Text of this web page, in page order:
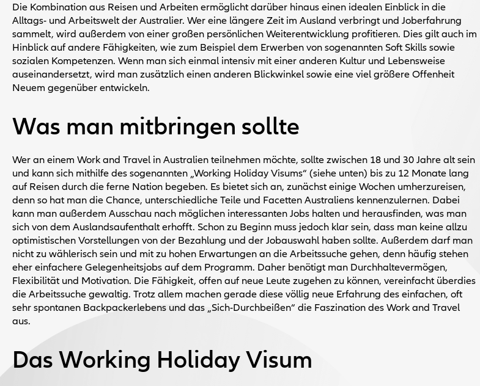
Die Kombination aus Reisen und Arbeiten ermöglicht darüber hinaus einen idealen Einblick in die
Alltags- und Arbeitswelt der Australier. Wer eine längere Zeit im Ausland verbringt und Joberfahrung
sammelt, wird außerdem von einer großen persönlichen Weiterentwicklung profitieren. Dies gilt auch im
Hinblick auf andere Fähigkeiten, wie zum Beispiel dem Erwerben von sogenannten Soft Skills sowie
sozialen Kompetenzen. Wenn man sich einmal intensiv mit einer anderen Kultur und Lebensweise
auseinandersetzt, wird man zusätzlich einen anderen Blickwinkel sowie eine viel größere Offenheit
Neuem gegenüber entwickeln.
Was man mitbringen sollte
Wer an einem Work and Travel in Australien teilnehmen möchte, sollte zwischen 18 und 30 Jahre alt sein
und kann sich mithilfe des sogenannten „Working Holiday Visums“ (siehe unten) bis zu 12 Monate lang
auf Reisen durch die ferne Nation begeben. Es bietet sich an, zunächst einige Wochen umherzureisen,
denn so hat man die Chance, unterschiedliche Teile und Facetten Australiens kennenzulernen. Dabei
kann man außerdem Ausschau nach möglichen interessanten Jobs halten und herausfinden, was man
sich von dem Auslandsaufenthalt erhofft. Schon zu Beginn muss jedoch klar sein, dass man keine allzu
optimistischen Vorstellungen von der Bezahlung und der Jobauswahl haben sollte. Außerdem darf man
nicht zu wählerisch sein und mit zu hohen Erwartungen an die Arbeitssuche gehen, denn häufig stehen
eher einfachere Gelegenheitsjobs auf dem Programm. Daher benötigt man Durchhaltevermögen,
Flexibilität und Motivation. Die Fähigkeit, offen auf neue Leute zugehen zu können, vereinfacht überdies
die Arbeitssuche gewaltig. Trotz allem machen gerade diese völlig neue Erfahrung des einfachen, oft
sehr spontanen Backpackerlebens und das „Sich-Durchbeißen“ die Faszination des Work and Travel
aus.
Das Working Holiday Visum